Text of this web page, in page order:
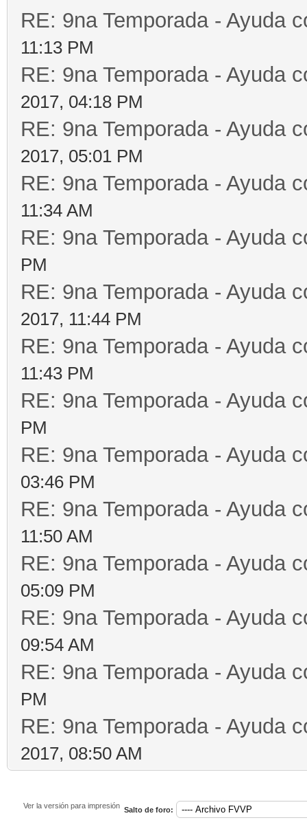
RE: 9na Temporada - Ayuda
11:13 PM
RE: 9na Temporada - Ayuda
2017, 04:18 PM
RE: 9na Temporada - Ayuda
2017, 05:01 PM
RE: 9na Temporada - Ayuda
11:34 AM
RE: 9na Temporada - Ayuda
PM
RE: 9na Temporada - Ayuda
2017, 11:44 PM
RE: 9na Temporada - Ayuda
11:43 PM
RE: 9na Temporada - Ayuda
PM
RE: 9na Temporada - Ayuda
03:46 PM
RE: 9na Temporada - Ayuda
11:50 AM
RE: 9na Temporada - Ayuda
05:09 PM
RE: 9na Temporada - Ayuda
09:54 AM
RE: 9na Temporada - Ayuda
PM
RE: 9na Temporada - Ayuda
2017, 08:50 AM
Ver la versión para impresión Salto de foro: